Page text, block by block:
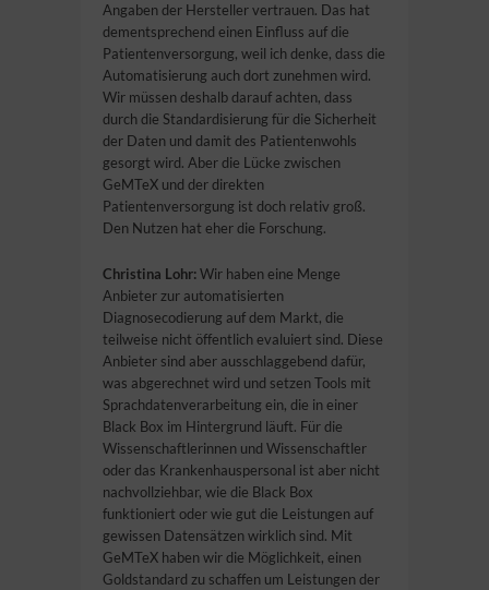
Angaben der Hersteller vertrauen. Das hat
dementsprechend einen Einfluss auf die
Patientenversorgung, weil ich denke, dass die
Automatisierung auch dort zunehmen wird.
Wir müssen deshalb darauf achten, dass
durch die Standardisierung für die Sicherheit
der Daten und damit des Patientenwohls
gesorgt wird. Aber die Lücke zwischen
GeMTeX und der direkten
Patientenversorgung ist doch relativ groß.
Den Nutzen hat eher die Forschung.
Christina Lohr:Wir haben eine Menge
Anbieter zur automatisierten
Diagnosecodierung auf dem Markt, die
teilweise nicht öffentlich evaluiert sind. Diese
Anbieter sind aber ausschlaggebend dafür,
was abgerechnet wird und setzen Tools mit
Sprachdatenverarbeitung ein, die in einer
Black Box im Hintergrund läuft. Für die
Wissenschaftlerinnen und Wissenschaftler
oder das Krankenhauspersonal ist aber nicht
nachvollziehbar, wie die Black Box
funktioniert oder wie gut die Leistungen auf
gewissen Datensätzen wirklich sind. Mit
GeMTeX haben wir die Möglichkeit, einen
Goldstandard zu schaffen um Leistungen der